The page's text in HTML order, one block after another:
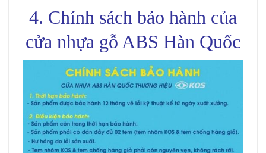
4. Chính sách bảo hành của
cửa nhựa gỗ ABS Hàn Quốc